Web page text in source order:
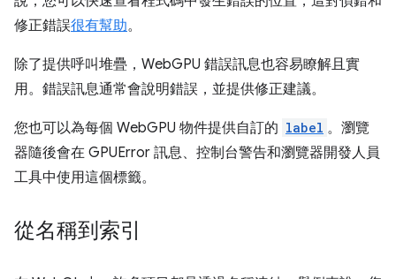
修正錯誤很有幫助。
除了提供呼叫堆疊，WebGPU 錯誤訊息也容易瞭解且實
用。錯誤訊息通常會說明錯誤，並提供修正建議。
您也可以為每個 WebGPU 物件提供自訂的 label 。瀏覽
器隨後會在 GPUError 訊息、控制台警告和瀏覽器開發人員
工具中使用這個標籤。
從名稱到索引